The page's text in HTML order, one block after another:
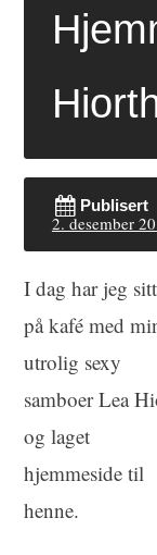
Publisert
2. desember
I dag har jeg
på kafé med
utrolig sexy
samboer Lea
og laget
hjemmeside til
henne.